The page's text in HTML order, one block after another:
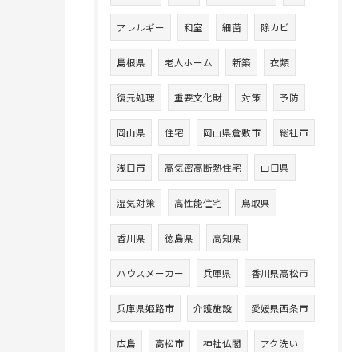
アレルギー 和室 細菌 除カビ
島根県 老人ホーム 新築 衣類
復元処理 重要文化財 対策 予防
岡山県 住宅 岡山県倉敷市 総社市
浅口市 高気密高断熱住宅 山口県
湿気対策 高性能住宅 鳥取県
香川県 徳島県 高知県
ハウスメーカー 兵庫県 香川県高松市
兵庫県姫路市 介護施設 愛媛県西条市
広島 高松市 神社仏閣 アク洗い